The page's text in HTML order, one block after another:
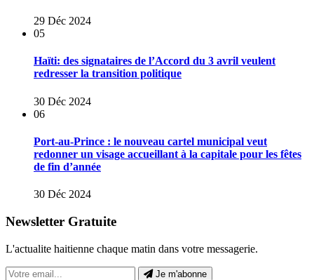
29 Déc 2024
05
Haïti: des signataires de l’Accord du 3 avril veulent
redresser la transition politique
30 Déc 2024
06
Port-au-Prince : le nouveau cartel municipal veut
redonner un visage accueillant à la capitale pour les fêtes
de fin d’année
30 Déc 2024
Newsletter Gratuite
L'actualite haitienne chaque matin dans votre messagerie.
Je m'abonne